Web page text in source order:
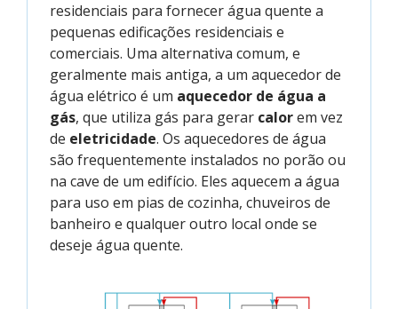
residenciais para fornecer água quente a
pequenas edificações residenciais e
comerciais. Uma alternativa comum, e
geralmente mais antiga, a um aquecedor de
água elétrico é um aquecedor de água a
gás, que utiliza gás para gerar calorem vez
de eletricidade. Os aquecedores de água
são frequentemente instalados no porão ou
na cave de um edifício. Eles aquecem a água
para uso em pias de cozinha, chuveiros de
banheiro e qualquer outro local onde se
deseje água quente.